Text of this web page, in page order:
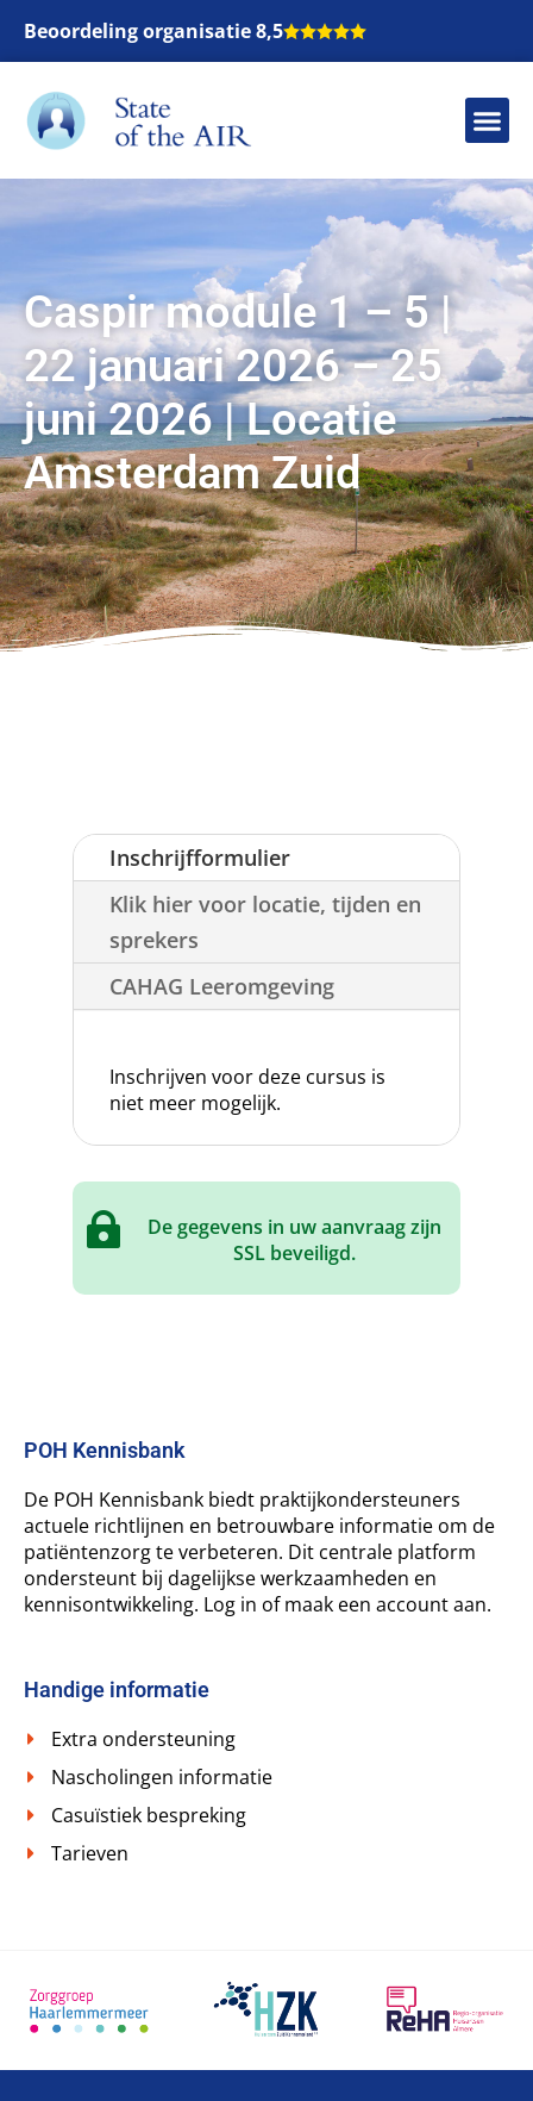
Beoordeling organisatie 8,5
Caspir module 1 – 5 |
22 januari 2026 – 25
juni 2026 | Locatie
Amsterdam Zuid
Inschrijfformulier
Klik hier voor locatie, tijden en
sprekers
CAHAG Leeromgeving
Inschrijven voor deze cursus is
niet meer mogelijk.

De gegevens in uw aanvraag zijn
SSL beveiligd.
POH Kennisbank
De POH Kennisbank biedt praktijkondersteuners
actuele richtlijnen en betrouwbare informatie om de
patiëntenzorg te verbeteren. Dit centrale platform
ondersteunt bij dagelijkse werkzaamheden en
kennisontwikkeling. Log in of maak een account aan.
Handige informatie
Extra ondersteuning
Nascholingen informatie
Casuïstiek bespreking
Tarieven